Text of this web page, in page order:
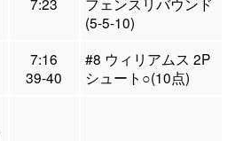
(5-5-10)
7:16
39-40
#8 ウィリアムス 2P
シュート○(10点)